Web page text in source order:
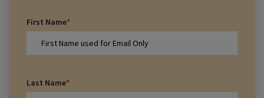
First Name*
Last Name*